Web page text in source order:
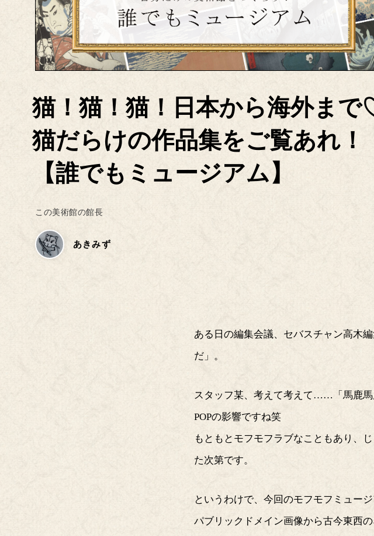
猫！猫！猫！日本から海外ま
猫だらけの作品集をご覧あれ！
【誰でもミュージアム】
この美術館の館長
あきみず
ある日の編集会議、セバスチャン高木
だ」。
スタッフ某、考えて考えて……「馬鹿
POPの影響ですね笑
もともとモフモフラブなこともあり、
た次第です。
というわけで、今回のモフモフミュー
パブリックドメイン画像から古今東西